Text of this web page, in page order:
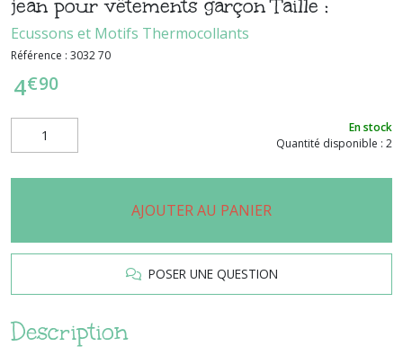
jean pour vêtements garçon Taille :
Ecussons et Motifs Thermocollants
Référence : 3032 70
4€90
En stock
Quantité disponible : 2
AJOUTER AU PANIER
POSER UNE QUESTION
Description